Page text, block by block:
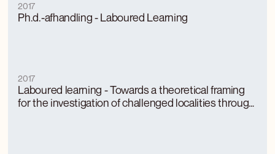
Ph.d.-afhandling - Laboured Learning
2017
Laboured learning - Towards a theoretical framing
for the investigation of challenged localities through
2017